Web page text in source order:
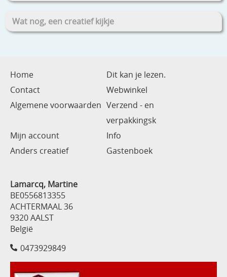
Wat nog, een creatief kijkje
Home
Dit kan je lezen.
Contact
Webwinkel
Algemene voorwaarden Verzend - en
verpakkingsk
Mijn account
Info
Anders creatief
Gastenboek
Lamarcq, Martine
BE0556813355
ACHTERMAAL 36
9320 AALST
België
0473929849